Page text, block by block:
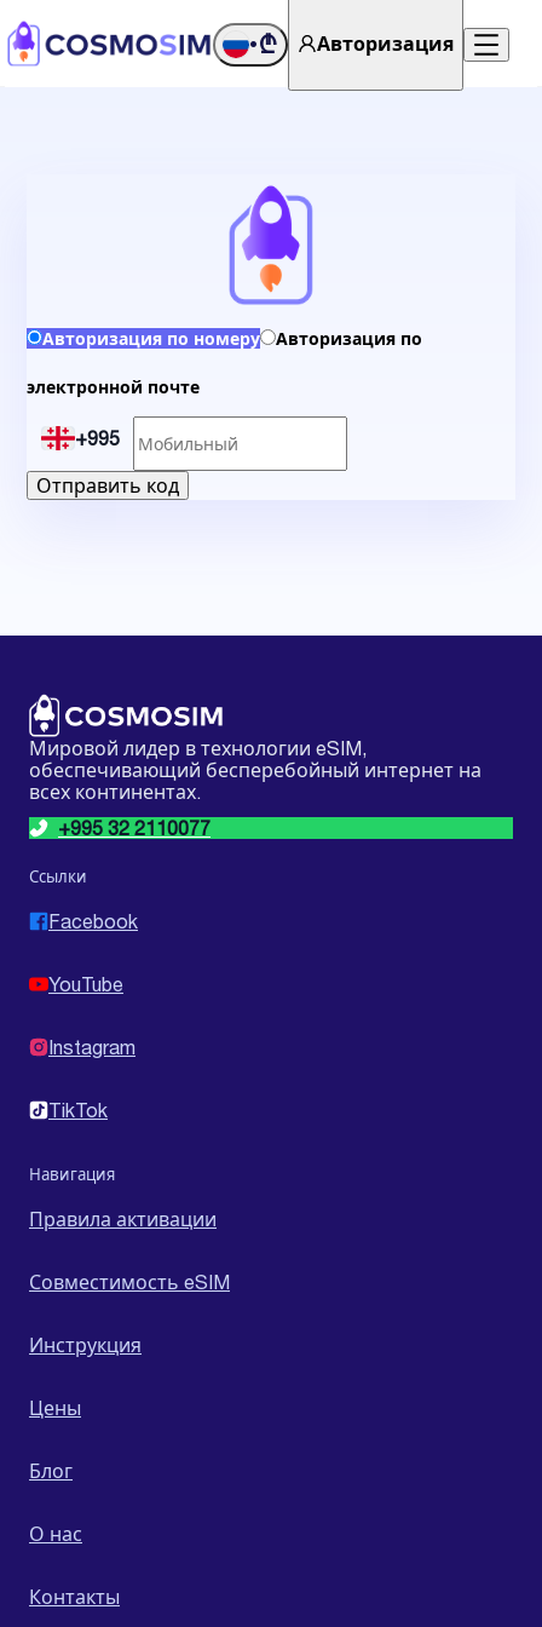
•₾ Авторизация
Авторизация по номеру Авторизация по
электронной почте
+995
Отправить код
Мировой лидер в технологии eSIM,
обеспечивающий бесперебойный интернет на
всех континентах.
+995 32 2110077
Ссылки
Facebook
YouTube
Instagram
TikTok
Навигация
Правила активации
Совместимость eSIM
Инструкция
Цены
Блог
О нас
Контакты